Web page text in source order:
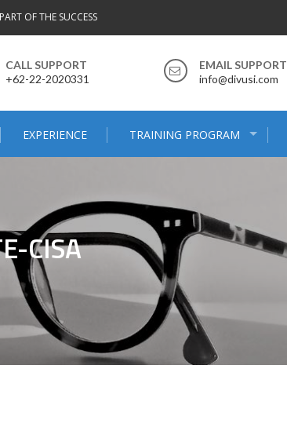
OF THE SUCCESS
CALL SUPPORT
+62-22-2020331
EMAIL SUPPORT
info@divusi.com
EXPERIENCE TRAINING PROGRAM
CISA